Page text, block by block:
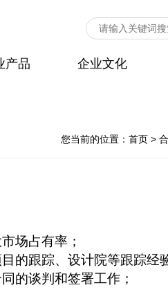
产品 企业文化
您当前的位置： 首页 >
场占有率；
的跟踪、设计院等跟踪经
的谈判和签署工作；